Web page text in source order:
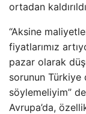
ortadan
“Aksine
fiyatlarımız
pazar olarak
sorunun Türkiye
söylemeliyim”
Avrupa’da,